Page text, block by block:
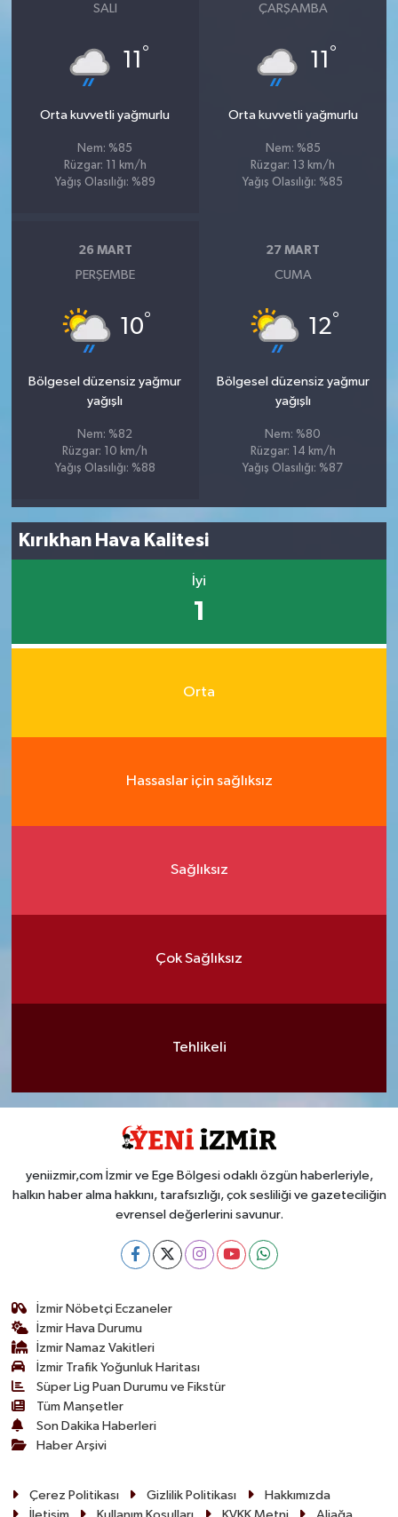
SALI
11 °
Orta kuvvetli yağmurlu
Nem: %85
Rüzgar: 11 km/h
Yağış Olasılığı: %89
ÇARŞAMBA
11 °
Orta kuvvetli yağmurlu
Nem: %85
Rüzgar: 13 km/h
Yağış Olasılığı: %85
26 MART
PERŞEMBE
10°
Bölgesel düzensiz yağmur
yağışlı
Nem: %82
Rüzgar: 10 km/h
Yağış Olasılığı: %88
27 MART
CUMA
12°
Bölgesel düzensiz yağmur
yağışlı
Nem: %80
Rüzgar: 14 km/h
Yağış Olasılığı: %87
Kırıkhan Hava Kalitesi
İyi
1
Orta
Hassaslar için sağlıksız
Sağlıksız
Çok Sağlıksız
Tehlikeli
yeniizmir,com İzmir ve Ege Bölgesi odaklı özgün haberleriyle,
halkın haber alma hakkını, tarafsızlığı, çok sesliliği ve gazeteciliğin
evrensel değerlerini savunur.
İzmir Nöbetçi Eczaneler
İzmir Hava Durumu
İzmir Namaz Vakitleri
İzmir Trafik Yoğunluk Haritası
Süper Lig Puan Durumu ve Fikstür
Tüm Manşetler
Son Dakika Haberleri
Haber Arşivi
Çerez Politikası Gizlilik Politikası
Hakkımızda